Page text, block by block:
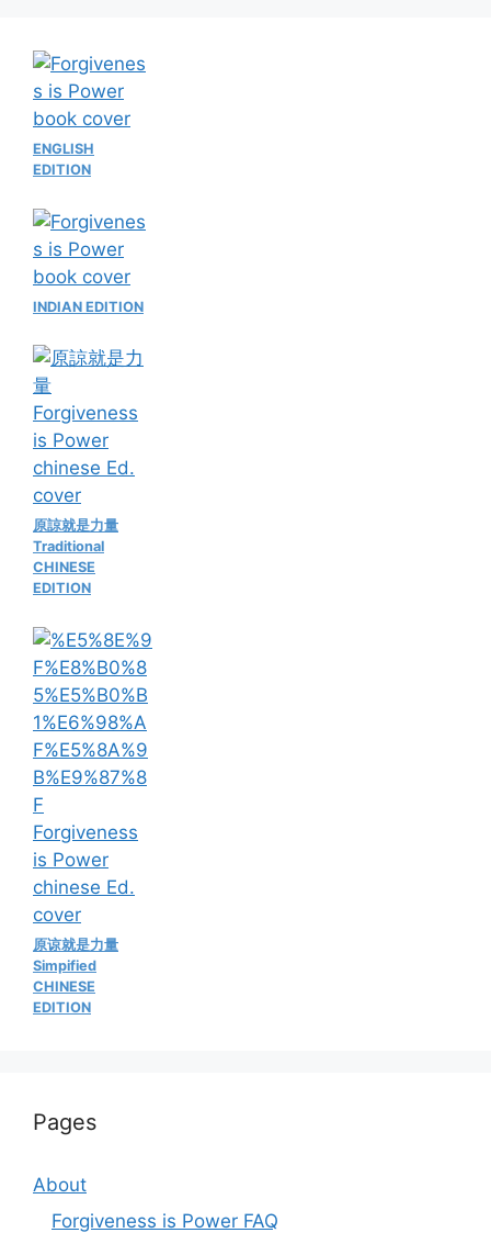
ENGLISH
EDITION
INDIAN EDITION
原諒就是力量
Traditional
CHINESE
EDITION
原谅就是力量
Simpified
CHINESE
EDITION
Pages
About
Forgiveness is Power FAQ